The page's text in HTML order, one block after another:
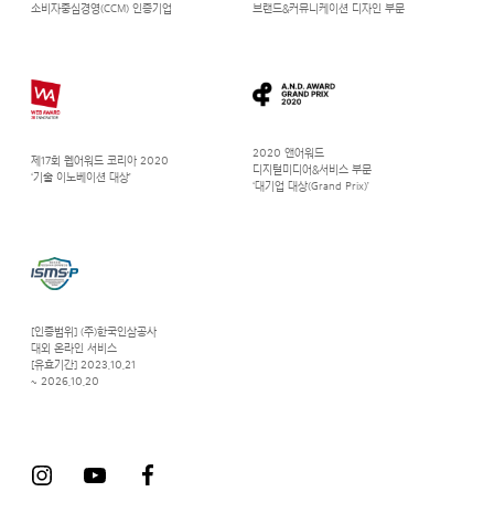
소비자중심경영(CCM) 인증기업
브랜드&커뮤니케이션 디자인 부문
제17회 웹어워드 코리아 2020
‘기술 이노베이션 대상’
2020 앤어워드
디지털미디어&서비스 부문
‘대기업 대상(Grand Prix)’
[인증범위] (주)한국인삼공사
대외 온라인 서비스
[유효기간] 2023.10.21
~ 2026.10.20